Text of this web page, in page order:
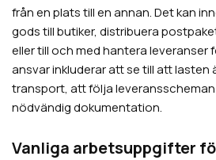
från en plats till en annan. Det kan
gods till butiker, distribuera
eller till och med hantera leveranser
ansvar inkluderar att se till att lasten
transport, att följa
nödvändig dokumentation.
Vanliga arbetsuppgifter